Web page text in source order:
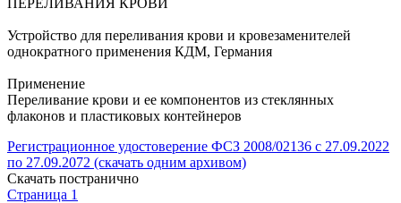
Устройство для переливания крови и кровезаменителей
однократного применения КДМ, Германия
Применение
Переливание крови и ее компонентов из стеклянных
флаконов и пластиковых контейнеров
Регистрационное удостоверение ФСЗ 2008/02136 с 27.09.2022
по 27.09.2072 (скачать одним архивом)
Скачать постранично
Страница 1